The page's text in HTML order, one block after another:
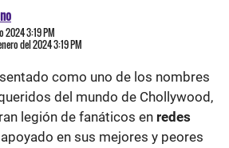
2024 3:19 PM
del 2024 3:19 PM
como uno de los nombres
del mundo de Chollywood,
legión de fanáticos en redes
apoyado en sus mejores y peores